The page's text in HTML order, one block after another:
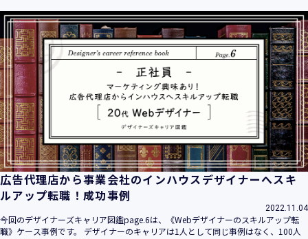
広告代理店から事業会社のインハウスデザイナーへスキ
ルアップ転職！成功事例
2022.11.04
今回のデザイナーズキャリア図鑑page.6は、《Webデザイナーのスキルアップ転
職》ケース事例です。 デザイナーのキャリアは1人として同じ事例はなく、100人